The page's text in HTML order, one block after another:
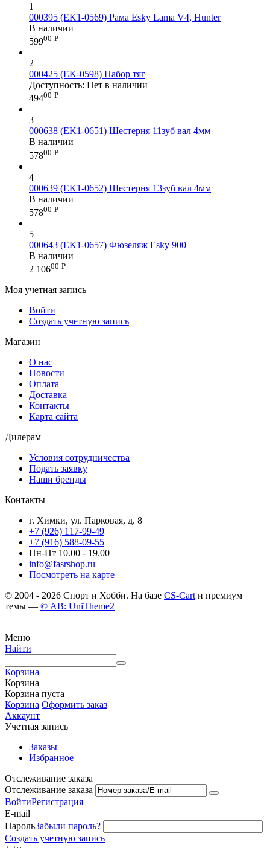
1
000395 (EK1-0569) Рама Esky Lama V4, Hunter
В наличии
59900 Р
2
000425 (EK-0598) Набор тяг
Доступность: Нет в наличии
49400 Р
3
000638 (EK1-0651) Шестерня 11зуб вал 4мм
В наличии
57800 Р
4
000639 (EK1-0652) Шестерня 13зуб вал 4мм
В наличии
57800 Р
5
000643 (EK1-0657) Фюзеляж Esky 900
В наличии
2 10600 Р
Моя учетная запись
Войти
Создать учетную запись
Магазин
О нас
Новости
Оплата
Доставка
Контакты
Карта сайта
Дилерам
Условия сотрудничества
Подать заявку
Наши бренды
Контакты
г. Химки, ул. Парковая, д. 8
+7 (926) 117-99-49
+7 (916) 588-09-55
Пн-Пт 10.00 - 19.00
info@fasrshop.ru
Посмотреть на карте
© 2004 - 2026 Спорт и Хобби. На базе CS-Cart и премиум
темы — © AB: UniTheme2
Меню
Найти
Корзина
Корзина
Корзина пуста
Корзина Оформить заказ
Аккаунт
Учетная запись
Заказы
Избранное
Отслеживание заказа
Отслеживание заказа
ВойтиРегистрация
E-mail
ПарольЗабыли пароль?
Создать учетную запись